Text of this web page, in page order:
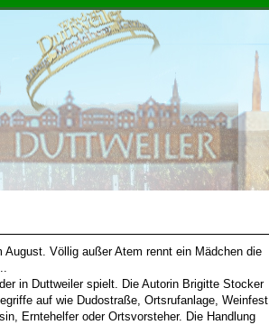
Völlig außer Atem rennt ein Mädchen die
in Duttweiler spielt. Die Autorin Brigitte Stocker
auf wie Dudostraße, Ortsrufanlage, Weinfest
Erntehelfer oder Ortsvorsteher. Die Handlung